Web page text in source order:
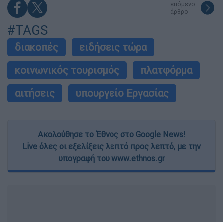
επόμενο
άρθρο
#TAGS
διακοπές
ειδήσεις τώρα
κοινωνικός τουρισμός
πλατφόρμα
αιτήσεις
υπουργείο Εργασίας
Ακολούθησε το Έθνος στο Google News!
Live όλες οι εξελίξεις λεπτό προς λεπτό, με την
υπογραφή του www.ethnos.gr